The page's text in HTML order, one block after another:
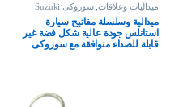
ميداليات وعلاقات,سوزوكى Suzuki
ميدالية وسلسلة مفاتيح سيارة
استانلس جودة عالية شكل فضة غير
قابلة للصداء متوافقة مع سوزوكى